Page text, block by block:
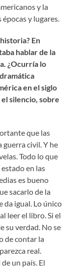
y la
y lugares.
En
hablar de la
¿Ocurría lo
en el siglo
silencio, sobre
que las
guerra civil. Y he
Todo lo que
en las
es bueno
sacarlo de la
da igual. Lo único
leer el libro. Si el
su verdad. No se
de contar la
real.
un país. El